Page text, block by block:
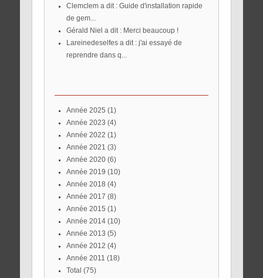
Clemclem a dit : Guide d'installation rapide
de gem...
Gérald Niel a dit : Merci beaucoup !
reprendre dans q...
année 2025 (1)
année 2023 (4)
année 2022 (1)
année 2021 (3)
année 2020(6)
année 2019 (10)
année 2018 (4)
année 2017 (8)
année 2015 (1)
année 2014(10)
année 2013 (5)
année 2012 (4)
année 2011 (18)
total (75)